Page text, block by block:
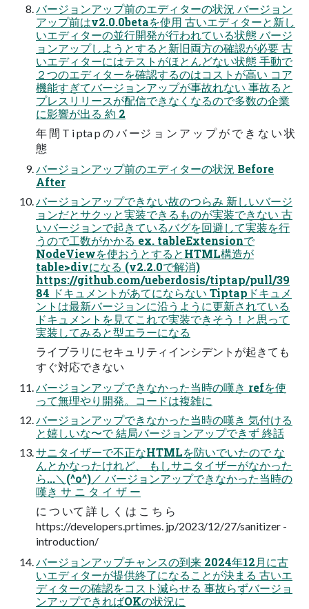
バージョンアップ前のエディターの状況 バージョン
アップ前はv2.0.0betaを使用 古いエディターと新し
いエディターの並行開発が行われている状態 バージ
ョンアップしようとすると新旧両方の確認が必要 古
いエディターにはテストがほとんどない状態 手動で
２つのエディターを確認するのはコストが高い コア
機能すぎてバージョンアップが事故れない 事故ると
プレスリリースが配信できなくなるので多数の企業
に影響が出る 約 2
年 間 T i pta p の バ ージ ョ ン ア ッ プ が で き な い 状
態
バージョンアップ前のエディターの状況 Before
After
バージョンアップできない故のつらみ 新しいバージ
ョンだとサクッと実装できるものが実装できない 古
いバージョンで起きているバグを回避して実装を行
うので工数がかかる ex. tableExtensionで
NodeViewを使おうとするとHTML構造が
table>divになる (v2.2.0で解消)
https://github.com/ueberdosis/tiptap/pull/39
84 ドキュメントがあてにならない Tiptapドキュメ
ントは最新バージョンに沿うように更新されている
ドキュメントを見てこれで実装できそう！と思って
実装してみると型エラーになる
ライブラリにセキュリティインシデントが起きても
すぐ対応できない
バージョンアップできなかった当時の嘆き refを使
って無理やり開発。コードは複雑に
バージョンアップできなかった当時の嘆き 気付ける
と嬉しいな〜で 結局バージョンアップできず 終話
サニタイザーで不正なHTMLを防いでいたので な
んとかなったけれど、 もしサニタイザーがなかった
ら...＼(^o^)／ バージョンアップできなかった当時の
嘆き サ ニ タ イ ザ ー
に つ いて 詳 し く は こ ち ら
https://developers.prtimes. jp/2023/12/27/sanitizer -
introduction/
バージョンアップチャンスの到来 2024年12⽉に古
いエディターが提供終了になることが決まる 古いエ
ディターの確認をコスト減らせる 事故らずバージョ
ンアップできればOKの状況に